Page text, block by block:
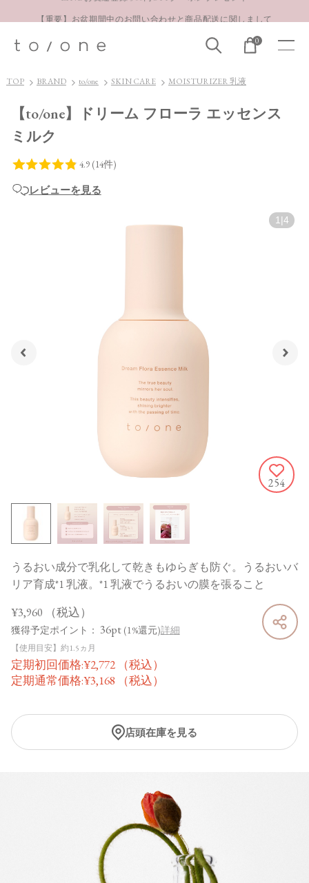
LINE お友達登録 500円OFFクーポンプレゼント
0
TOP BRAND to/one SKIN CARE MOISTURIZER 乳液
【to/one】ドリーム フローラ エッセンス
ミルク
レビューを見る
1 4
254
うるおい成分で乳化して乾きもゆらぎも防ぐ。うるおいバ
リア育成*1 乳液。*1 乳液でうるおいの膜を張ること
¥3,960 （税込）
獲得予定ポイント： 36pt (1%還元)詳細
【使用目安】約1.5ヵ月
定期初回価格:¥2,772（税込）
定期通常価格:¥3,168 （税込）
店頭在庫を見る